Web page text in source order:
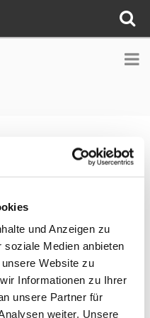
und Anzeigen zu
soziale Medien anbieten
Website zu
Informationen zu Ihrer
unsere Partner für
weiter. Unsere
ganze Zuhause auf einer App
Wenn Sie mehr als nur Ihren
ist die WMS
Lösung für Sie.
Smart
Zuhause